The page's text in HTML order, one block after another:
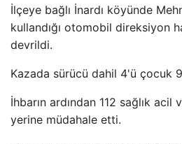
İlçeye bağlı İnardı köyünde
kullandığı otomobil direksiyon
devrildi.
Kazada sürücü dahil 4'ü çocuk
İhbarın ardından 112 sağlık
yerine müdahale etti.